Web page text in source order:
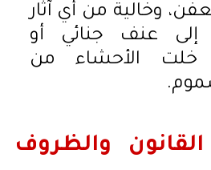
وخالية من أي آثار
إلى عنف جنائي أو
خلت الأحشاء من
والظروف